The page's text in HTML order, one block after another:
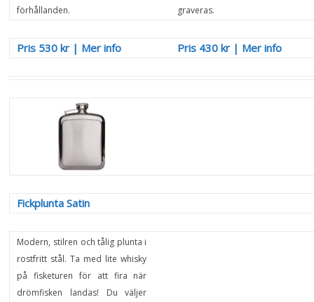
förhållanden.
graveras.
Pris 530 kr | Mer info Pris 430 kr | Mer info
Fickplunta Satin
Modern, stilren och tålig plunta i
rostfritt stål. Ta med lite whisky
på fisketuren för att fira när
drömfisken landas! Du väljer